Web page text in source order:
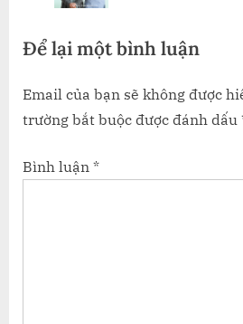
:
Để lại một bình luận
Email của bạn sẽ không được
trường bắt buộc được đánh dấu
Bình luận *